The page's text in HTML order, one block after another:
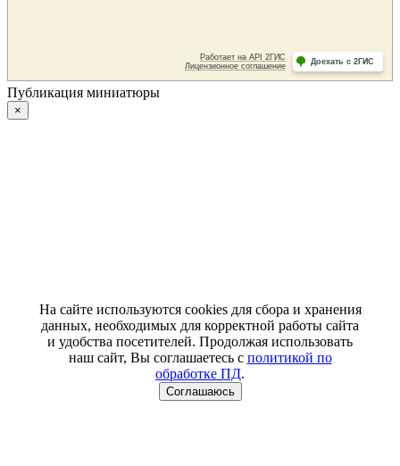
Публикация миниатюры
×
На сайте используются cookies для сбора и хранения
данных, необходимых для корректной работы сайта
и удобства посетителей. Продолжая использовать
наш сайт, Вы соглашаетесь с политикой по
обработке ПД.
Соглашаюсь